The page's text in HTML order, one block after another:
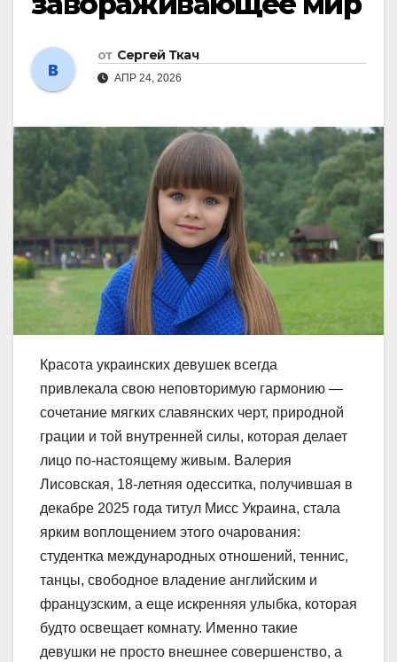
от Сергей Ткач
АПР 24, 2026
Красота украинских девушек всегда
привлекала свою неповторимую гармонию —
сочетание мягких славянских черт, природной
грации и той внутренней силы, которая делает
лицо по-настоящему живым. Валерия
Лисовская, 18-летняя одесситка, получившая в
декабре 2025 года титул Мисс Украина, стала
ярким воплощением этого очарования:
студентка международных отношений, теннис,
танцы, свободное владение английским и
французским, а еще искренняя улыбка, которая
будто освещает комнату. Именно такие
девушки не просто внешнее совершенство, а